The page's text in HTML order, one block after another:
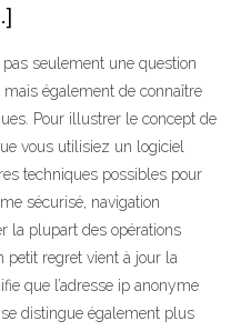
pas seulement une question
mais également de connaître
Pour illustrer le concept de
vous utilisiez un logiciel
techniques possibles pour
sécurisé, navigation
la plupart des opérations
petit regret vient à jour la
que l’adresse ip anonyme
distingue également plus